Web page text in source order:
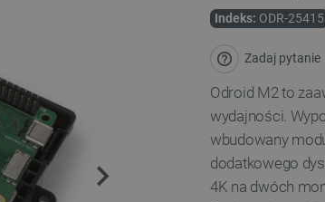
Indeks: ODR-25415
Zadaj pytanie
Odroid M2 to
wydajności.
wbudowany
dodatkowego
4K na dwóch